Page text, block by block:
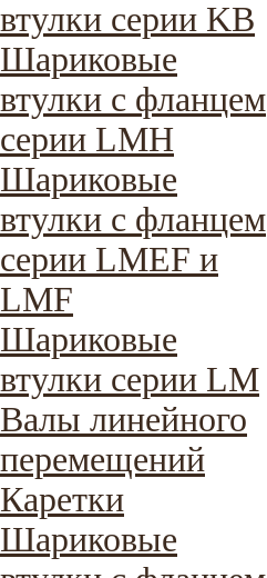
втулки серии KB
Шариковые
втулки с фланцем
серии LMH
Шариковые
втулки с фланцем
серии LMEF и
LMF
Шариковые
втулки серии LM
Валы линейного
перемещений
Каретки
Шариковые